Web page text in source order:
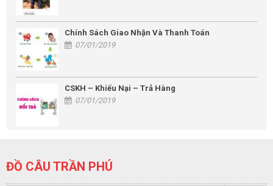
Chính Sách Giao Nhận Và Thanh Toán
07/01/2019
CSKH – Khiếu Nại – Trả Hàng
07/01/2019
ĐỒ CÂU TRẦN PHÚ